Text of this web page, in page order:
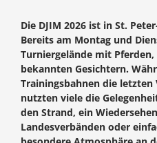
Die DJIM 2026 ist in St.
Bereits am Montag und
Turniergelände mit
bekannten Gesichtern.
Trainingsbahnen die
nutzten viele die
den Strand, ein
Landesverbänden oder